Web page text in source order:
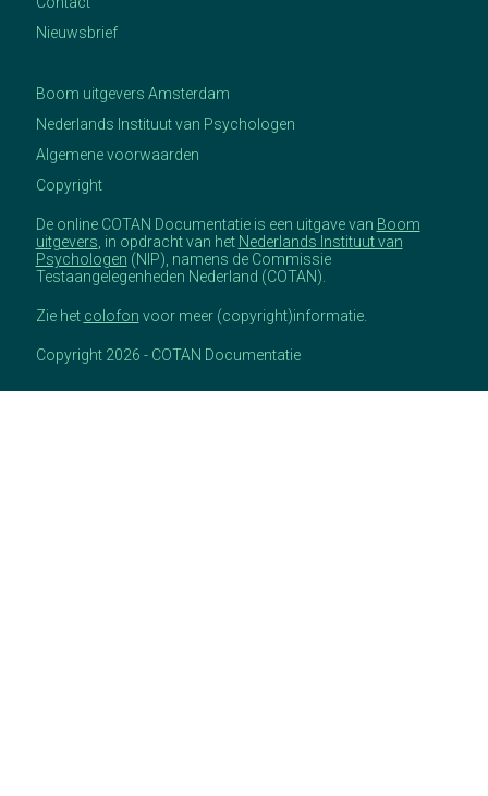
Nieuwsbrief
Boom uitgevers Amsterdam
Nederlands Instituut van Psychologen
Algemene voorwaarden
Copyright
De online COTAN Documentatie is een uitgave van Boom
uitgevers , in opdracht van het Nederlands Instituut van
Psychologen (NIP), namens de Commissie
Testaangelegenheden Nederland (COTAN).
Zie het colofon voor meer (copyright)informatie.
Copyright 2026 - COTAN Documentatie